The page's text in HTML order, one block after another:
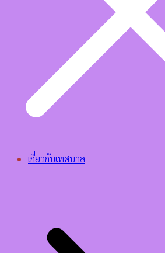
เกี่ยวกับเทศบาล